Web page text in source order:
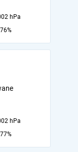
hPa
76%
hPa
77%